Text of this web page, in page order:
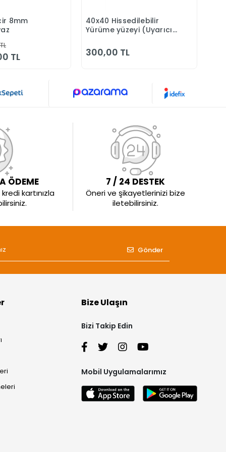
Ekle
8mm
TL
Sepete Ekle
40x40 Hissedilebilir
Yürüme yüzeyi (Uyarıcı
300,00 TL
ÖDEME
kartınızla
7 / 24 DESTEK
Öneri ve şikayetlerinizi bize
iletebilirsiniz.
Gönder
Bize Ulaşın
Bizi Takip Edin
Mobil Uygulamalarımız